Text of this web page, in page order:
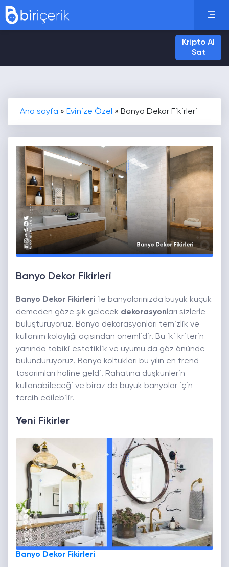
Kripto Al
Sat
Ana sayfa » Evinize Özel » Banyo Dekor Fikirleri
Banyo Dekor Fikirleri
Banyo Dekor Fikirleri ile banyolarınızda büyük küçük
demeden göze şık gelecek dekorasyon ları sizlerle
buluşturuyoruz. Banyo dekorasyonları temizlik ve
kullanım kolaylığı açısından önemlidir. Bu iki kriterin
yanında tabiki estetiklik ve uyumu da göz önünde
bulunduruyoruz. Banyo koltukları bu yılın en trend
tasarımları haline geldi. Rahatına düşkünlerin
kullanabileceği ve biraz da büyük banyolar için
tercih edilebilir.
Yeni Fikirler
Banyo Dekor Fikirleri